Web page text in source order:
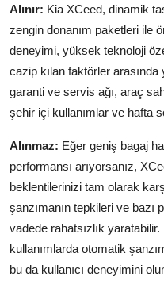
Alınır: Kia XCeed, dinamik
zengin donanım paketleri ile
deneyimi, yüksek teknoloji
cazip kılan faktörler arasında
garanti ve servis ağı, araç
şehir içi kullanımlar ve hafta
Alınmaz: Eğer geniş bagaj
performansı arıyorsanız,
beklentilerinizi tam olarak
şanzımanın tepkileri ve bazı
vadede rahatsızlık
kullanımlarda otomatik
bu da kullanıcı deneyimini